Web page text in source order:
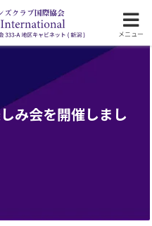
み会を開催しまし
メニュー